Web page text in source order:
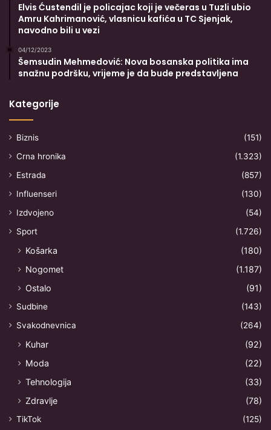
Elvis Ćustendil je policajac koji je večeras u Tuzli ubio
Amru Kahrimanović, vlasnicu kafića u TC Sjenjak,
navodno bili u vezi
04/12/2023
Šemsudin Mehmedović: Nova bosanska politika ima
snažnu podršku, vrijeme je da bude predstavljena
Kategorije
Biznis
(151)
Crna hronika
(1.323)
Estrada
(857)
Influenseri
(130)
Izdvojeno
(54)
Sport
(1.726)
Košarka
(180)
Nogomet
(1.187)
Ostalo
(91)
Sudbine
(143)
Svakodnevnica
(264)
Kuhar
(92)
Moda
(22)
Tehnologija
(33)
Zdravlje
(78)
TikTok
(125)